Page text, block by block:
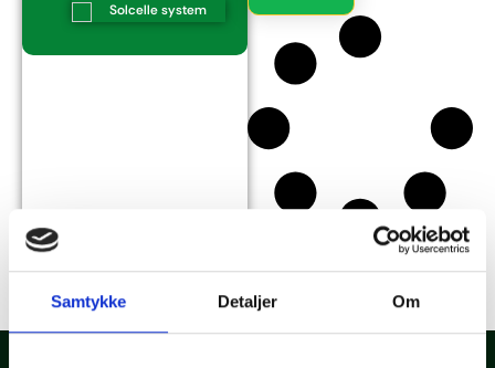
Samtykke Detaljer Om
Solcelle system